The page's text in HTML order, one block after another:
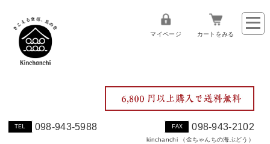
TEL 098-943-5988 FAX 098-943-2102
kinchanchi （金ちゃんちの海ぶどう）
マイページ カートをみる